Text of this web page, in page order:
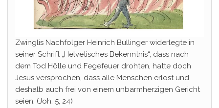
Zwinglis Nachfolger Heinrich Bullinger widerlegte in
seiner Schrift „Helvetisches Bekenntnis“, dass nach
dem Tod Hölle und Fegefeuer drohten, hatte doch
Jesus versprochen, dass alle Menschen erlöst und
deshalb auch frei von einem unbarmherzigen Gericht
seien. (Joh. 5, 24)